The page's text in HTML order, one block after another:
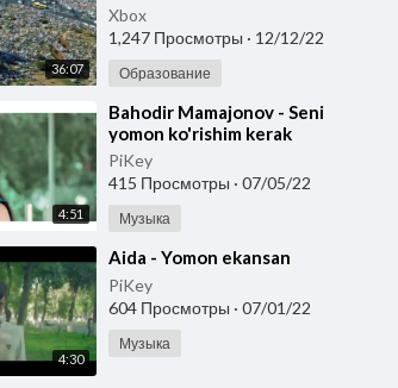
36:07
Xbox
1,247 Просмотры · 12/12/22
Образование
4:51
⁣Bahodir Mamajonov - Seni
yomon ko'rishim kerak
PiKey
415 Просмотры · 07/05/22
Музыка
4:30
⁣Aida - Yomon ekansan
PiKey
604 Просмотры · 07/01/22
Музыка